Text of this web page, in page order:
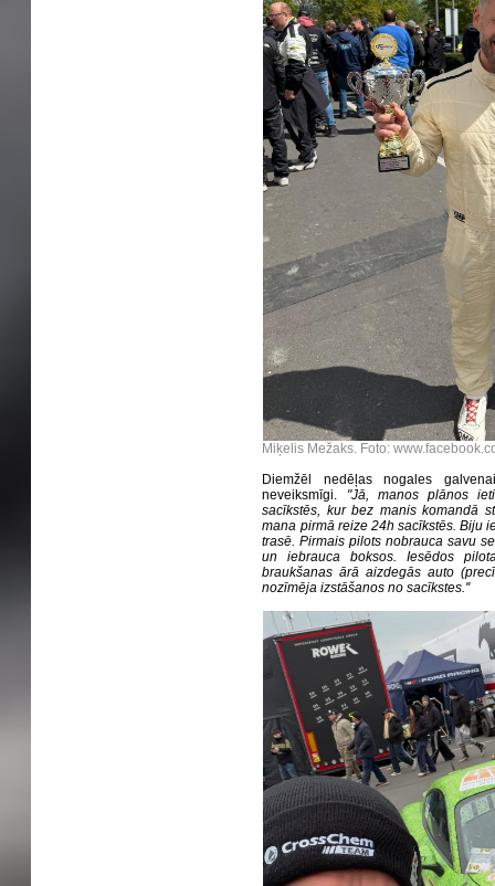
Miķelis Mežaks. Foto:
Diemžēl nedēļas nogales
neveiksmīgi. "Jā, manos plānos
sacīkstēs, kur bez manis komandā
mana pirmā reize 24h sacīkstēs. Biju
trasē. Pirmais pilots nobrauca savu
un iebrauca boksos. Iesēdos
braukšanas ārā aizdegās auto
nozīmēja izstāšanos no sacīkstes.''